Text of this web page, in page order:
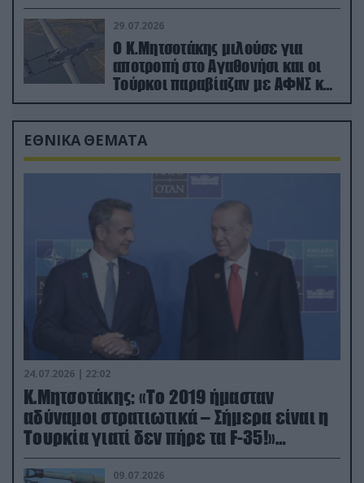
29.07.2026
Ο Κ.Μητσοτάκης μιλούσε για
αποτροπή στο Αγαθονήσι και οι
Τούρκοι παραβίαζαν με ΑΦΝΣ και
drone
ΕΘΝΙΚΑ ΘΕΜΑΤΑ
24.07.2026 | 22:02
Κ.Μητσοτάκης: «Το 2019 ήμασταν
αδύναμοι στρατιωτικά – Σήμερα είναι η
Τουρκία γιατί δεν πήρε τα F-35!»
(βίντεο)
09.07.2026